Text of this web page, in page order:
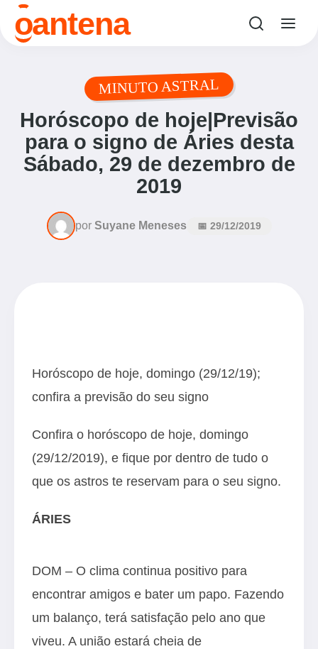
oantena
MINUTO ASTRAL
Horóscopo de hoje|Previsão
para o signo de Áries desta
Sábado, 29 de dezembro de
2019
por Suyane Meneses 📅 29/12/2019
Horóscopo de hoje, domingo (29/12/19);
confira a previsão do seu signo
Confira o horóscopo de hoje, domingo
(29/12/2019), e fique por dentro de tudo o
que os astros te reservam para o seu signo.
ÁRIES
DOM – O clima continua positivo para
encontrar amigos e bater um papo. Fazendo
um balanço, terá satisfação pelo ano que
viveu. A união estará cheia de